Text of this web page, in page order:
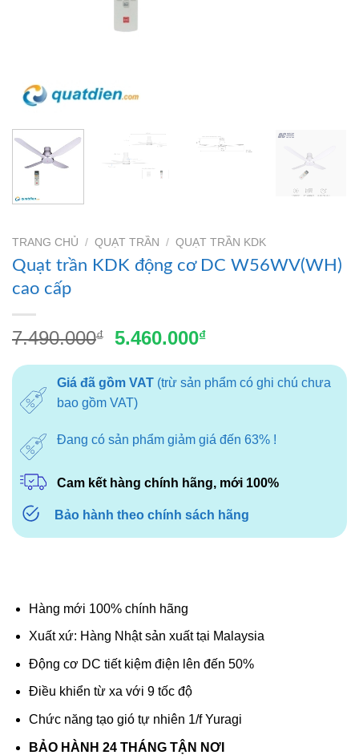
TRANG CHỦ / QUẠT TRẦN / QUẠT TRẦN KDK
Quạt trần KDK động cơ DC W56WV(WH)
cao cấp
7.490.000₫
Giá
là:
7.490.000₫.
5.460.000₫Giá
tại
là:
Giá đã gồm VAT(trừ sản phẩm có ghi chú chưa
bao gồm VAT)
Đang có sản phẩm giảm giá đến 63% !
Cam kết hàng chính hãng, mới 100%
Bảo hành theo chính sách hãng
Hàng mới 100% chính hãng
Xuất xứ: Hàng Nhật sản xuất tại Malaysia
Động cơ DC tiết kiệm điện lên đến 50%
Điều khiển từ xa với 9 tốc độ
Chức năng tạo gió tự nhiên 1/f Yuragi
BẢO HÀNH 24 THÁNG TẬN NƠI